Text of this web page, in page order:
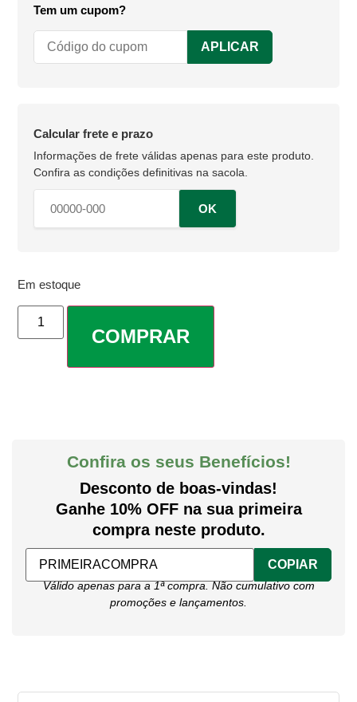
Tem um cupom?
APLICAR
Calcular frete e prazo
OK
Em estoque
COMPRAR
Confira os seus Benefícios!
Desconto de boas-vindas!
Ganhe 10% OFF na sua primeira
compra neste produto.
COPIAR
Válido apenas para a 1ª compra. Não cumulativo com
promoções e lançamentos.